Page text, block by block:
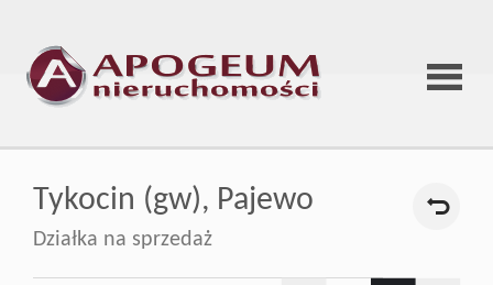
Strona
Tykocin (gw), Pajewo
Działka na sprzedaż